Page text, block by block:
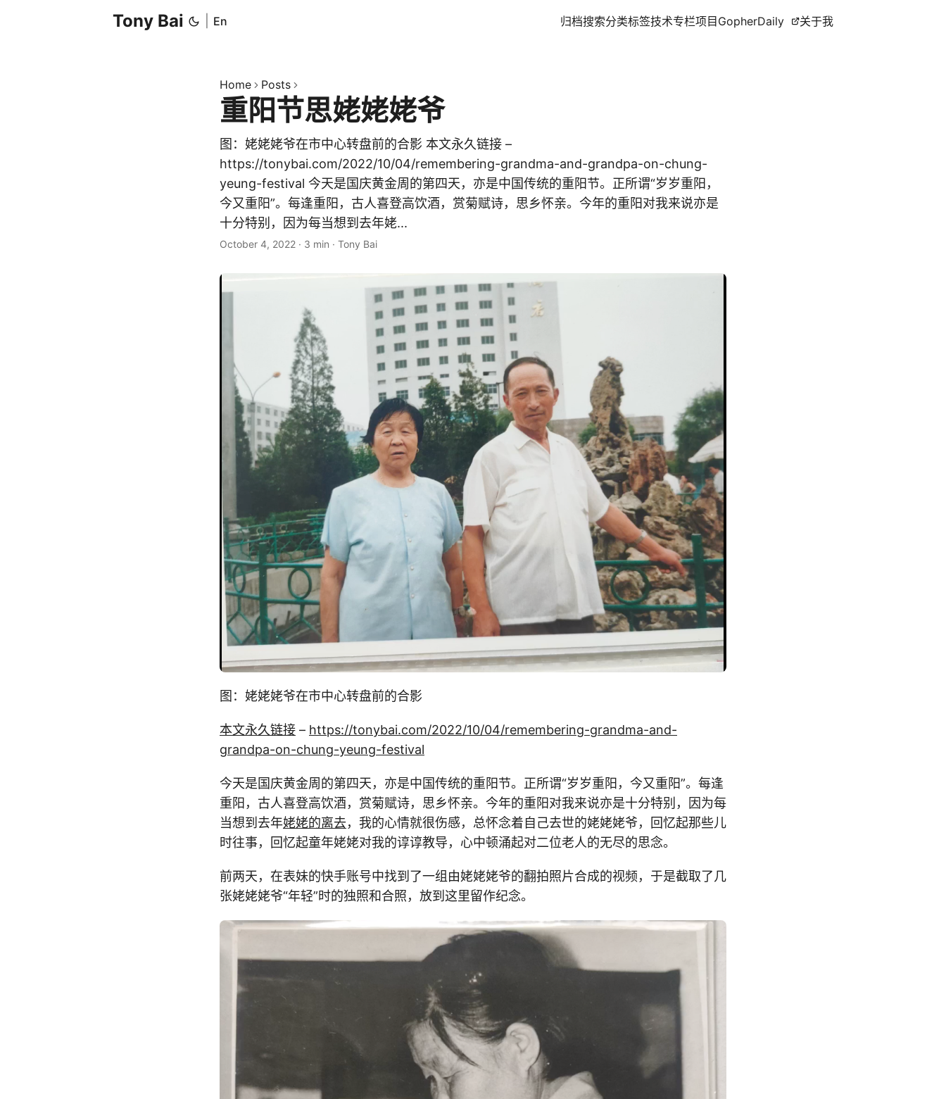
Tony Bai En 归档搜索分类标签技术专栏项目 GopherDaily 关于我
Home Posts
重阳节思姥姥姥爷
图：姥姥姥爷在市中心转盘前的合影 本文永久链接 –
https://tonybai.com/2022/10/04/remembering-grandma-and-grandpa-on-chung-
yeung-festival 今天是国庆黄金周的第四天，亦是中国传统的重阳节。正所谓“岁岁重阳，
今又重阳”。每逢重阳，古人喜登高饮酒，赏菊赋诗，思乡怀亲。今年的重阳对我来说亦是
十分特别，因为每当想到去年姥...
October 4, 2022 · 3 min · Tony Bai
图：姥姥姥爷在市中心转盘前的合影
本文永久链接 – https://tonybai.com/2022/10/04/remembering-grandma-and-
grandpa-on-chung-yeung-festival
今天是国庆黄金周的第四天，亦是中国传统的重阳节。正所谓“岁岁重阳，今又重阳”。每逢
重阳，古人喜登高饮酒，赏菊赋诗，思乡怀亲。今年的重阳对我来说亦是十分特别，因为每
当想到去年姥姥的离去，我的心情就很伤感，总怀念着自己去世的姥姥姥爷，回忆起那些儿
时往事，回忆起童年姥姥对我的谆谆教导，心中顿涌起对二位老人的无尽的思念。
前两天，在表妹的快手账号中找到了一组由姥姥姥爷的翻拍照片合成的视频，于是截取了几
张姥姥姥爷“年轻”时的独照和合照，放到这里留作纪念。